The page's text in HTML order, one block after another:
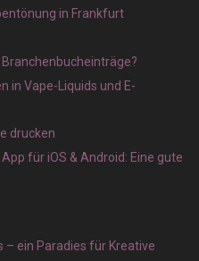
in Frankfurt
in Vape-Liquids und E-
drucken
für iOS & Android: Eine gute
ein Paradies für Kreative